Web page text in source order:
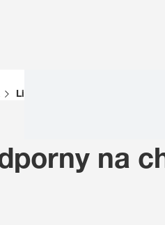
Lista odmian rzepaku
na